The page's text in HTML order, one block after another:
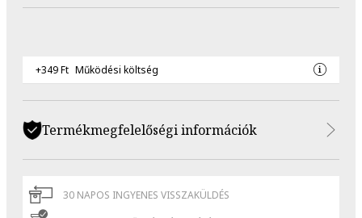
+349 Ft Működési költség
Termékmegfelelőségi információk
30 NAPOS INGYENES VISSZAKÜLDÉS